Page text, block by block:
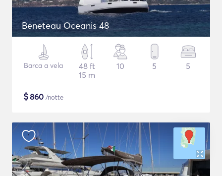
Beneteau Oceanis 48
Barca a vela
48 ft
15 m
10 5 5
$860 /notte